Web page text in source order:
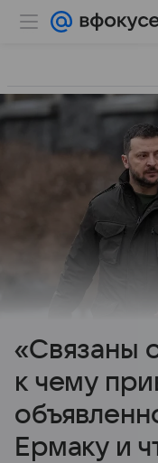
«Связаны
к чему
Ермаку и